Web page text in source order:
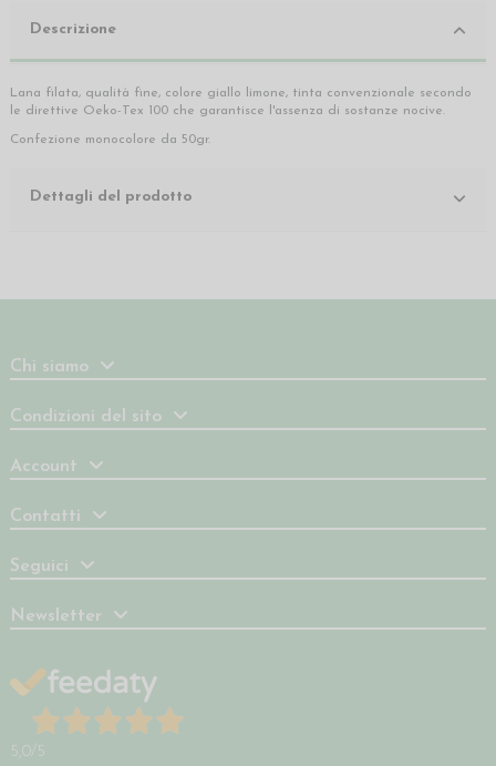
Descrizione
Lana filata, qualità fine, colore giallo limone, tinta convenzionale secondo
le direttive Oeko-Tex 100 che garantisce l'assenza di sostanze nocive.
Confezione monocolore da 50gr.
Dettagli del prodotto
Chi siamo
Condizioni del sito
Account
Contatti
Seguici
Newsletter
5,0 /5